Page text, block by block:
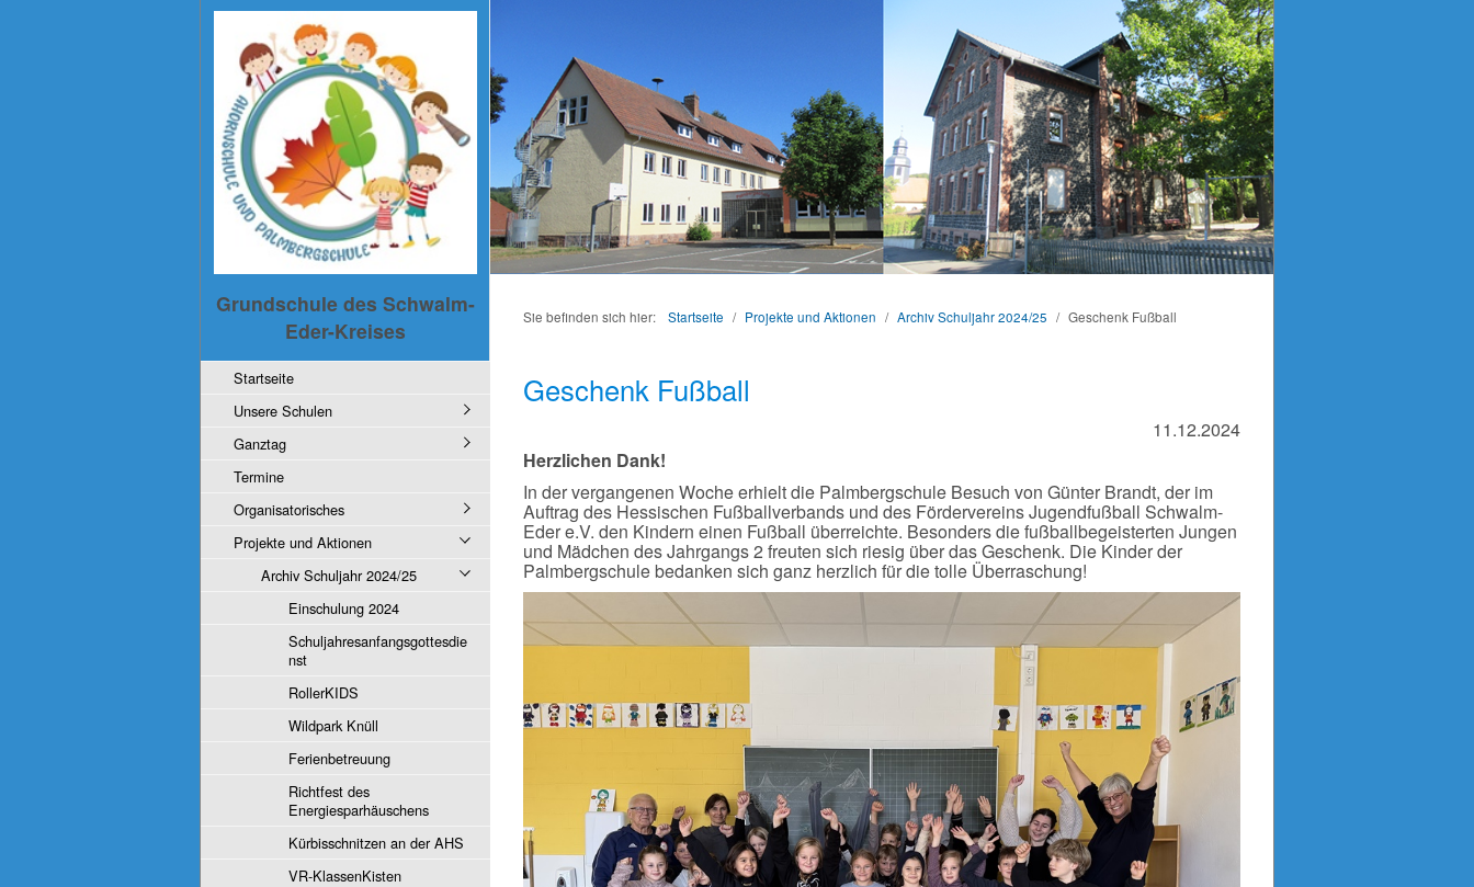
Grundschule des Schwalm-
Eder-Kreises
Startseite
Unsere Schulen
Ganztag
Termine
Organisatorisches
Projekte und Aktionen
Archiv Schuljahr 2024/25
Einschulung 2024
Schuljahresanfangsgottesdie
nst
RollerKIDS
Wildpark Knüll
Ferienbetreuung
Richtfest des
Energiesparhäuschens
Kürbisschnitzen an der AHS
VR-KlassenKisten
Sie befinden sich hier: Startseite / Projekte und Aktionen / Archiv Schuljahr 2024/25 / Geschenk Fußball
Geschenk Fußball
11.12.2024
Herzlichen Dank!
In der vergangenen Woche erhielt die Palmbergschule Besuch von Günter Brandt, der im
Auftrag des Hessischen Fußballverbands und des Fördervereins Jugendfußball Schwalm-
Eder e.V. den Kindern einen Fußball überreichte. Besonders die fußballbegeisterten Jungen
und Mädchen des Jahrgangs 2 freuten sich riesig über das Geschenk. Die Kinder der
Palmbergschule bedanken sich ganz herzlich für die tolle Überraschung!